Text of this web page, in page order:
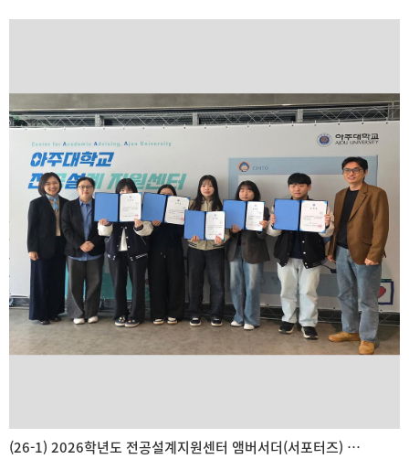
(26-1) 2026학년도 전공설계지원센터 앰버서더(서포터즈) 「레전드(LEGEND)」 1기 발대식